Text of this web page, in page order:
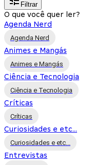
Filtrar
O que você quer ler?
Agenda Nerd
Agenda Nerd
Animes e Mangás
Animes e Mangás
Ciência e Tecnologia
Ciência e Tecnologia
Críticas
Críticas
Curiosidades e etc...
Curiosidades e etc...
Entrevistas